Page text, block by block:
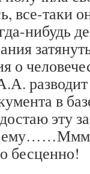
все-таки
нибудь
о
в
эту
бесценно!